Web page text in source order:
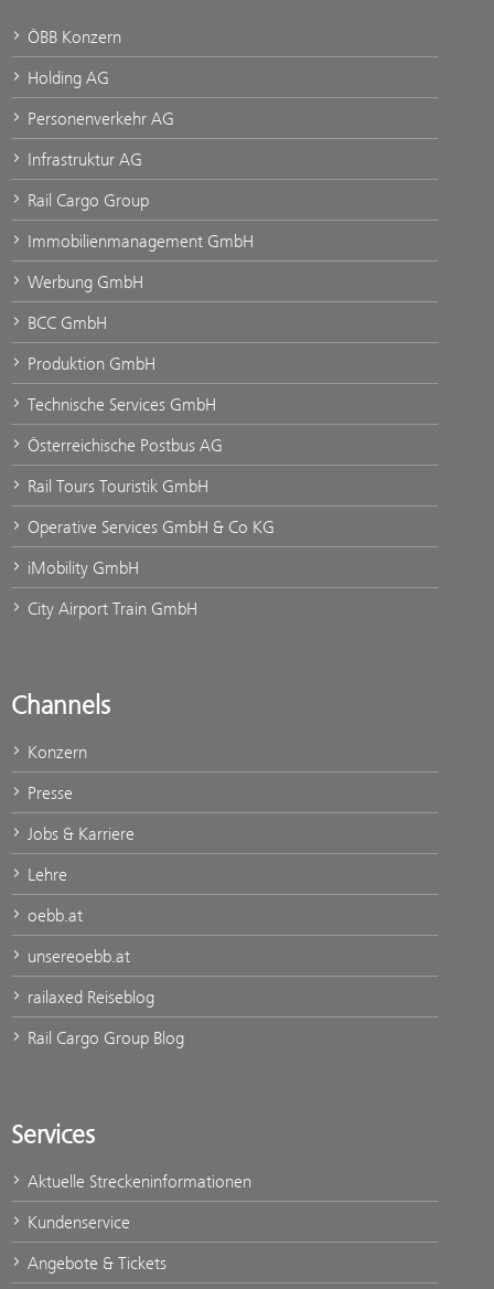
ÖBB Konzern
Holding AG
Personenverkehr AG
Infrastruktur AG
Rail Cargo Group
Immobilienmanagement GmbH
Werbung GmbH
BCC GmbH
Produktion GmbH
Technische Services GmbH
Österreichische Postbus AG
Rail Tours Touristik GmbH
Operative Services GmbH & Co KG
iMobility GmbH
City Airport Train GmbH
Channels
Konzern
Presse
Jobs & Karriere
Lehre
oebb.at
unsereoebb.at
railaxed Reiseblog
Rail Cargo Group Blog
Services
Aktuelle Streckeninformationen
Kundenservice
Angebote & Tickets